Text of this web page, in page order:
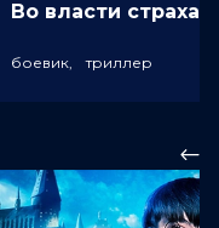
боевик, триллер